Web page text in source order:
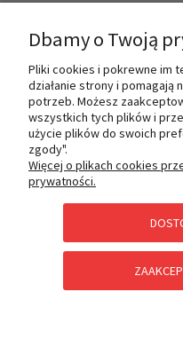
Dbamy o Twoją
Pliki cookies i pokrewne im
działanie strony i pomagają
potrzeb. Możesz
wszystkich tych plików i
użycie plików do swoich
zgody".
Więcej o plikach cookies
prywatności.